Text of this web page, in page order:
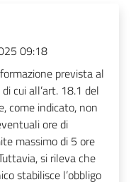
09:18
prevista al
cui all’art. 18.1 del
come indicato, non
ore di
massimo di 5 ore
si rileva che
stabilisce l’obbligo